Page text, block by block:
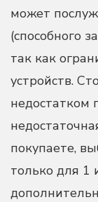
может
(способного
так как
устройств.
недостатком
покупаете,
только для 1